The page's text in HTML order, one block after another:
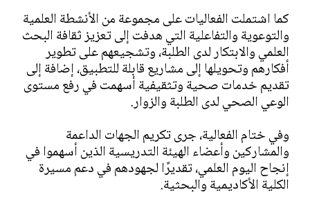
كما اشتملت الفعاليات على مجموعة من الأنشطة العلمية
والتوعوية والتفاعلية التي هدفت إلى تعزيز ثقافة البحث
العلمي والابتكار لدى الطلبة، وتشجيعهم على تطوير
أفكارهم وتحويلها إلى مشاريع قابلة للتطبيق، إضافة إلى
تقديم خدمات صحية وتثقيفية أسهمت في رفع مستوى
الوعي الصحي لدى الطلبة والزوار.
وفي ختام الفعالية، جرى تكريم الجهات الداعمة
والمشاركين وأعضاء الهيئة التدريسية الذين أسهموا في
إنجاح اليوم العلمي، تقديرًا لجهودهم في دعم مسيرة
الكلية الأكاديمية والبحثية.